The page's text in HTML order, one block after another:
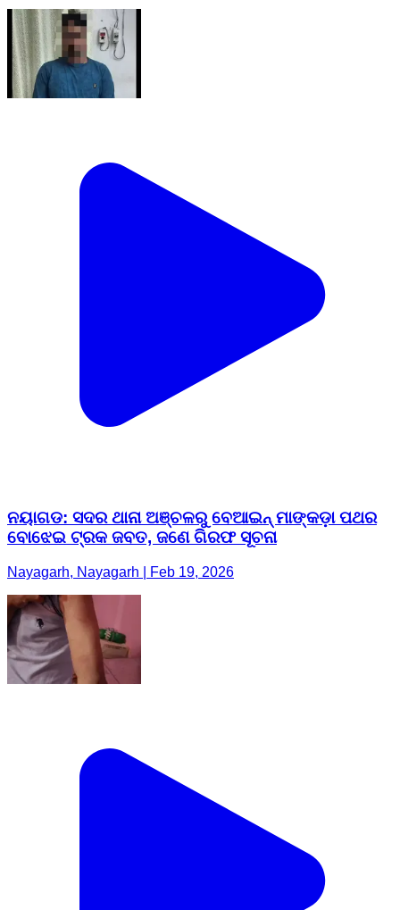
ନୟାଗଡ: ସଦର ଥାନା ଅଞ୍ଚଳରୁ ବେଆଇନ୍ ମାଙ୍କଡ଼ା ପଥର
ବୋଝେଇ ଟ୍ରକ ଜବତ, ଜଣେ ଗିରଫ ସୂଚନା
Nayagarh, Nayagarh | Feb 19, 2026